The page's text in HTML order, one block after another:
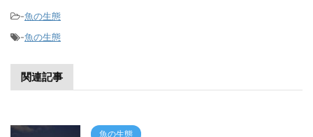
-魚の生態
-魚の生態
関連記事
魚の生態